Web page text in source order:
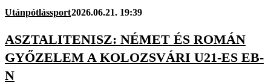
Utánpótlássport2026.06.21. 19:39
ASZTALITENISZ: NÉMET ÉS ROMÁN
GYŐZELEM A KOLOZSVÁRI U21-ES EB-
N